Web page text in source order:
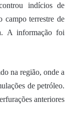
indícios de
campo terrestre de
A informação foi
na região, onde a
de petróleo.
anteriores